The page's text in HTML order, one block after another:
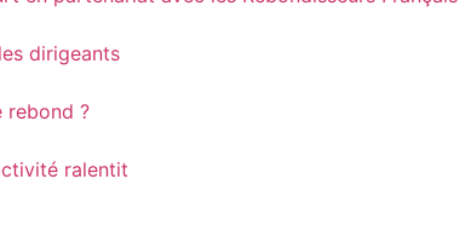
dirigeants
rebond ?
ralentit